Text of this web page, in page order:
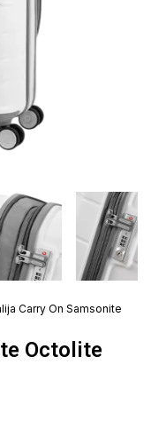
Carry On Samsonite
Octolite